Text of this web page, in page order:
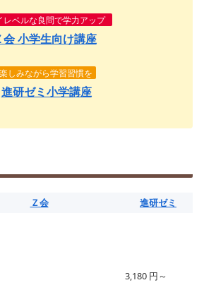
レベルな良問で学力アップ
会 小学生向け講座
楽しみながら学習習慣を
進研ゼミ小学講座
Ｚ会
進研ゼミ
3,180 円～